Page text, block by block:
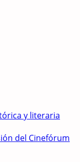
y literaria
del Cinefórum